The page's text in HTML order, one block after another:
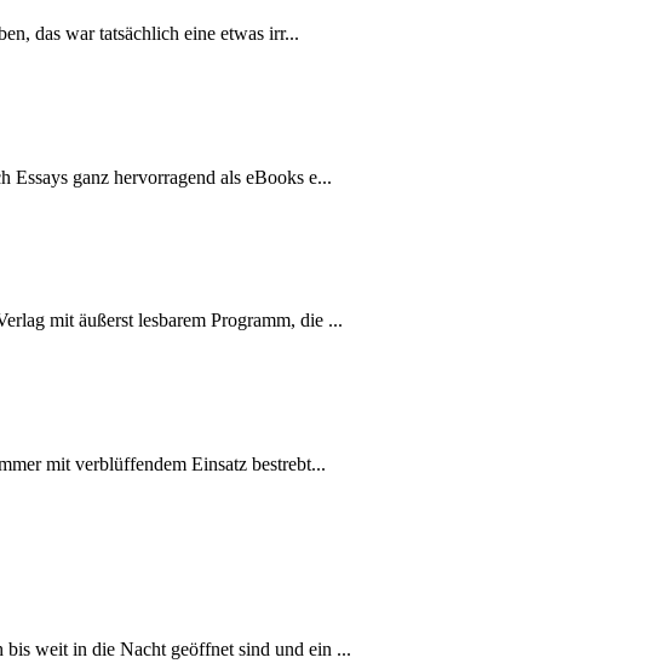
das war tatsächlich eine etwas irr...
ganz hervorragend als eBooks e...
mit äußerst lesbarem Programm, die ...
mit verblüffendem Einsatz bestrebt...
bis weit in die Nacht geöffnet sind und ein ...